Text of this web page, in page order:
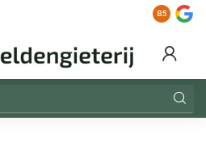
Duurzaam
8.5